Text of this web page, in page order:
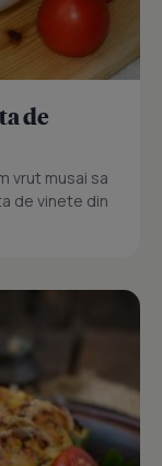
de
vrut musai sa
de vinete din